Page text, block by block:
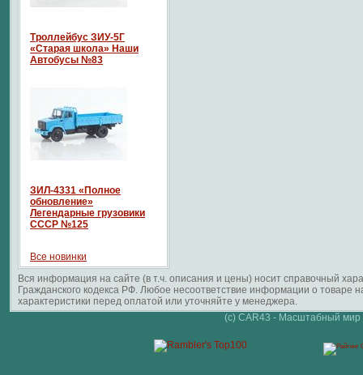
Троллейбус ЗИУ-5Г
«Старая школа» Наши
Автобусы №83
ЗИЛ-4331 «Полное
обновление»
Легендарные грузовики
СССР №125
Все новинки
Вся информация на сайте (в т.ч. описания и цены) носит справочный
Гражданского кодекса РФ. Любое несоответствие информации о
характеристики перед оплатой или уточняйте у менеджера.
(c) CAR43 - Масштабный мир